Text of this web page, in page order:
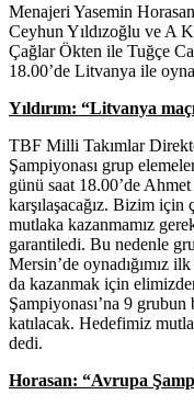
Menajeri Yasemin
Ceyhun Yıldızoğlu ve A
Çağlar Ökten ile Tuğçe
18.00’de Litvanya ile
Yıldırım: “Litvanya
TBF Milli Takımlar
Şampiyonası grup
günü saat 18.00’de
karşılaşacağız. Bizim
mutlaka kazanmamız
garantiledi. Bu nedenle
Mersin’de oynadığımız
da kazanmak için
Şampiyonası’na 9
katılacak. Hedefimiz
dedi.
Horasan: “Avrupa